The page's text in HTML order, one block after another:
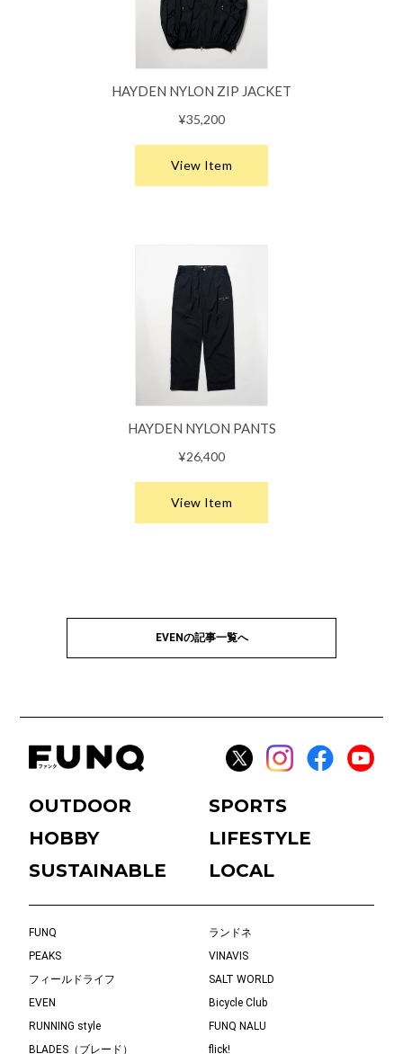
EVENの記事一覧へ
OUTDOOR
SPORTS
HOBBY
LIFESTYLE
SUSTAINABLE
LOCAL
FUNQ
ランドネ
PEAKS
VINAVIS
フィールドライフ
SALT WORLD
EVEN
Bicycle Club
RUNNING style
FUNQ NALU
BLADES（ブレード）
flick!